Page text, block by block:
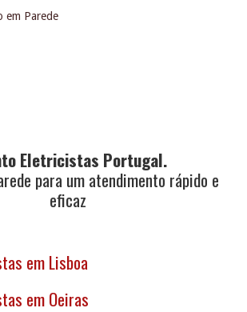
em Parede
Eletricistas Portugal.
para um atendimento rápido e
eficaz
em Lisboa
em Oeiras